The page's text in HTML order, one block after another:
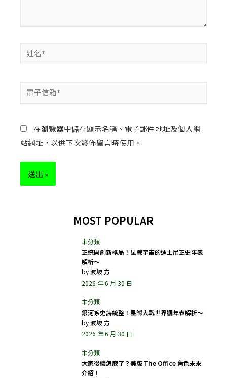
在瀏覽器中儲存顯示名稱、電子郵件地址及個人網
站網址，以供下次發佈留言時使用。
MOST POPULAR
正統開創新格局！星戰宇宙的迪士尼正史年表
解析～
by波坡 方
2026 年 6 月 30 日
銀河系史詩統整！星際大戰世界觀年表解析～
by波坡 方
2026 年 6 月 30 日
大家後續怎麼了？美版 The Office 角色未來
介紹！